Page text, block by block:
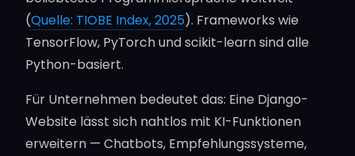
(Quelle: TIOBE Index, 2025). Frameworks wie
TensorFlow, PyTorch und scikit-learn sind alle
Python-basiert.
Für Unternehmen bedeutet das: Eine Django-
Website lässt sich nahtlos mit KI-Funktionen
erweitern — Chatbots, Empfehlungssysteme,